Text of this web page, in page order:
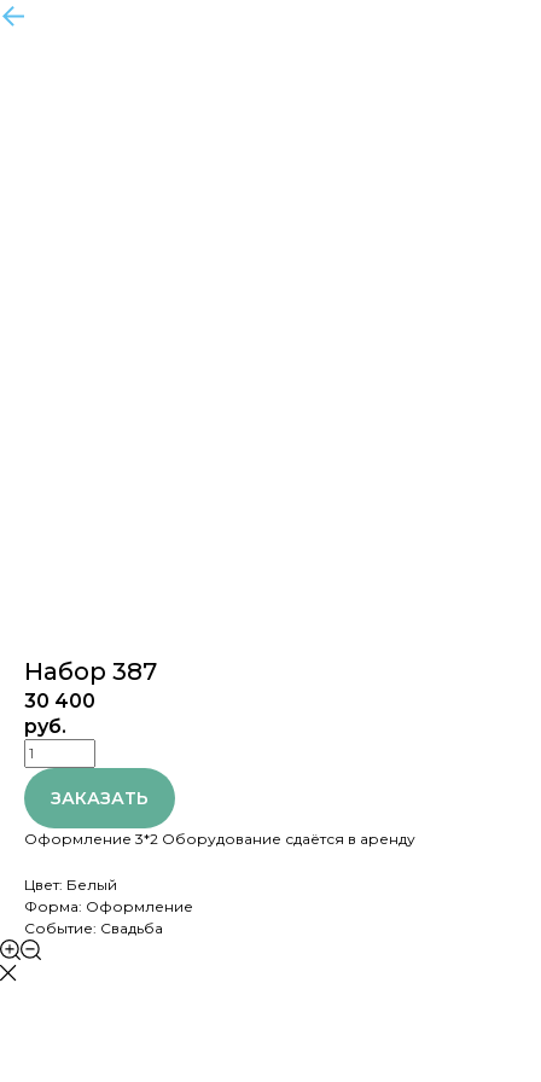
ЗАКРЫТЬ
Набор 387
30 400
руб.
ЗАКАЗАТЬ
Оформление 3*2 Оборудование сдаётся в аренду
Цвет: Белый
Форма: Оформление
Событие: Свадьба